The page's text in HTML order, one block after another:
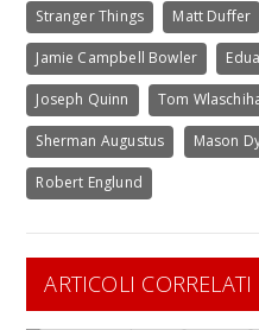
Stranger Things Matt Duffer
Jamie Campbell Bowler
Joseph Quinn Tom
Sherman Augustus Mason
Robert Englund
ARTICOLI CORRELATI